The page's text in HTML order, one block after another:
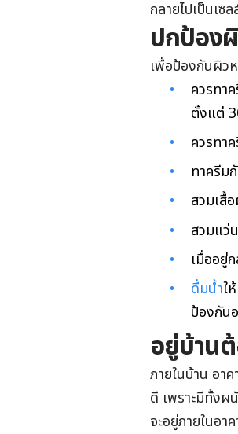
กลายไปเป็นเซล
ปกป้อง
เพื่อป้องกันผิว
ควรทา
ตั้งแต่
ควรทา
ทาครีม
สวมเสื้
สวมแว่
เมื่ออยู่
ดื่มน้ำใ
ป้องกัน
อยู่บ้าน
ภายในบ้าน อา
ดี เพราะมีทั้ง
จะอยู่ภายในอา